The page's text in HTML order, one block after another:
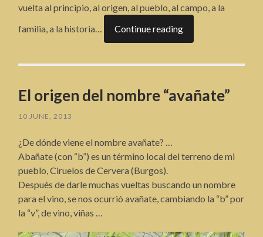
vuelta al principio, al origen, al pueblo, al campo, a la
familia, a la historia…
Continue reading
El origen del nombre “avañate”
10 JUNE, 2013
¿De dónde viene el nombre avañate? …
Abañate (con “b”) es un término local del terreno de mi
pueblo, Ciruelos de Cervera (Burgos).
Después de darle muchas vueltas buscando un nombre
para el vino, se nos ocurrió avañate, cambiando la “b” por
la “v”, de vino, viñas …